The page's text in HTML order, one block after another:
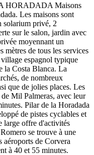
HORADADA Maisons
Les maisons sont
solarium privé, 2
sur le salon, jardin avec
moyennant un
mètres de tous les services
espagnol typique
la Costa Blanca. La
de nombreux
que de jolies places. Les
Mil Palmeras, avec leur
Pilar de la Horadada
de pistes cyclables et
large offre d'activités
se trouve à une
de Corvera
à 40 et 55 minutes.